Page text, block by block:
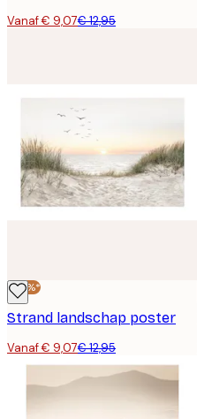
Vanaf € 9,07€ 12,95
-30%*
Strand landschap poster
Vanaf € 9,07€ 12,95